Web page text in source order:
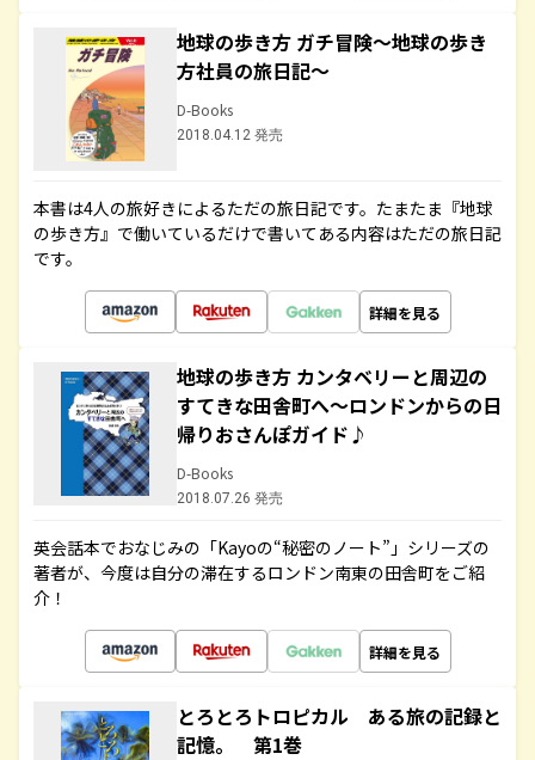
地球の歩き方 ガチ冒険～地球の歩き
方社員の旅日記～
D-Books
2018.04.12 発売
本書は4人の旅好きによるただの旅日記です。たまたま『地球
の歩き方』で働いているだけで書いてある内容はただの旅日記
です。
詳細を見る
地球の歩き方 カンタベリーと周辺の
すてきな田舎町へ～ロンドンからの日
帰りおさんぽガイド♪
D-Books
2018.07.26 発売
英会話本でおなじみの「Kayoの“秘密のノート”」シリーズの
著者が、今度は自分の滞在するロンドン南東の田舎町をご紹
介！
詳細を見る
とろとろトロピカル ある旅の記録と
記憶。 第1巻